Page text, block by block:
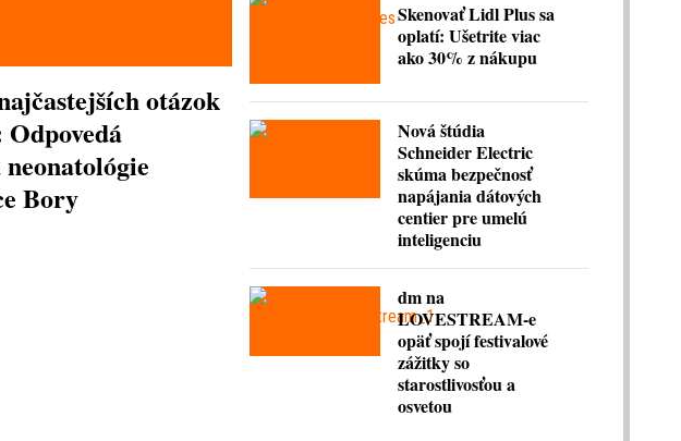
otázok
Bory
Skenovať Lidl Plus sa
oplatí: Ušetrite viac
ako 30% z nákupu
Nová štúdia
Schneider Electric
skúma bezpečnosť
napájania dátových
centier pre umelú
inteligenciu
dm na
LOVESTREAM-e
opäť spojí festivalové
zážitky so
starostlivosťou a
osvetou